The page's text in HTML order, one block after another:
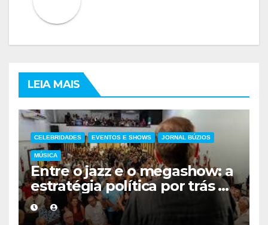
LEIA MAIS
CELEBRIDADES EVENTOS E SHOWS JORNAL BÚZIOS
MÚSICA
Entre o jazz e o megashow: a
estratégia política por trás da
agenda de Eduardo Paes no
interior do Rio